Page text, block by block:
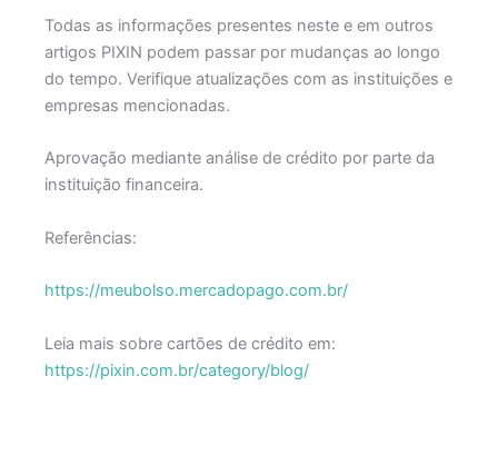
Todas as informações presentes neste e em outros
artigos PIXIN podem passar por mudanças ao longo
do tempo. Verifique atualizações com as instituições e
empresas mencionadas.
Aprovação mediante análise de crédito por parte da
instituição financeira.
Referências:
https://meubolso.mercadopago.com.br/
Leia mais sobre cartões de crédito em:
https://pixin.com.br/category/blog/